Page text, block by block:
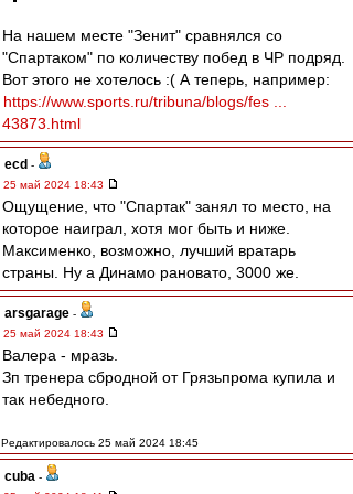
На нашем месте "Зенит" сравнялся со
"Спартаком" по количеству побед в ЧР подряд.
Вот этого не хотелось :( А теперь, например:
https://www.sports.ru/tribuna/blogs/fes ...
43873.html
ecd -
25 май 2024 18:43
Ощущение, что "Спартак" занял то место, на
которое наиграл, хотя мог быть и ниже.
Максименко, возможно, лучший вратарь
страны. Ну а Динамо рановато, 3000 же.
arsgarage -
25 май 2024 18:43
Валера - мразь.
Зп тренера сбродной от Грязьпрома купила и
так небедного.
Редактировалось 25 май 2024 18:45
cuba -